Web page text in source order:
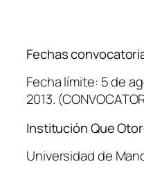
Fechas
Fecha límite: 5 de
2013.
Institución Que
Universidad de